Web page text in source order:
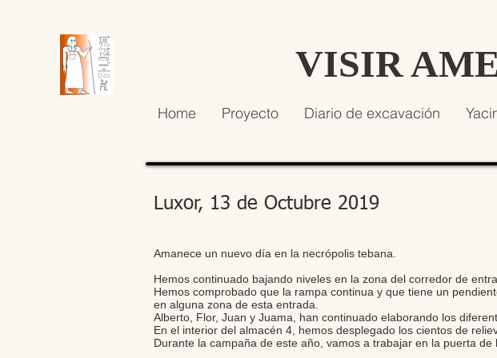
VISIR
Home Proyecto Diario de excavación
Luxor, 13 de Octubre 2019
Amanece un nuevo día en la necrópolis tebana.
Hemos continuado bajando niveles en la zona del corredor de
Hemos comprobado que la rampa continua y que tiene un
en alguna zona de esta entrada.
Alberto, Flor, Juan y Juama, han continuado elaborando los
En el interior del almacén 4, hemos desplegado los cientos de
Durante la campaña de este año, vamos a trabajar en la puerta de